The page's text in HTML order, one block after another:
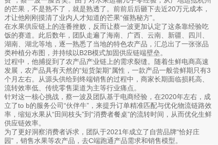
的芒果，不是熟不了，就是熟透了。前前后后砸下去近20万元成本，
才让他刚刚摸清了业内人才知道的芒果“催熟秘方”。
在水果供应链上的连番挫败，反而让蔡一波更加认定了这条靠经验吃
饭的赛道。此后数年，团队走遍了海南、广西、云南、新疆、四川、
湖南、湖北等地，逐一熟悉了当地的特色农产品，汇总出了一张张品
类种植分布图，并持续以B2B模式加固供应链端壁垒。
过程中，他捕捉到了农产品产业链上的需求裂缝。随着生鲜电商高速
发展，农产品具有天然的“短货架期”属性，一款产品一般尝鲜期只有3
个月左右。从源头供给到终端销售的过程中，商家长期面临损耗高、
流转效率低、传统零售渠道为主等行业痛点。
针对这一核心挑战，蔡一波及团队基于电商经验，在2020年左右，成
立了to b的服务公司“伙伴牛”，来提升订单精准匹配与优化物流链路效
率，缩短水果从“田间枝头”到“消费者餐桌”的流转时间，从而优化生鲜
供应链效率。
为了更好洞察消费者诉求，团队于2021年成立了自营品牌“恰好庄
园”，销售水果等农产品，去C端跑通产品需求和销售模型。